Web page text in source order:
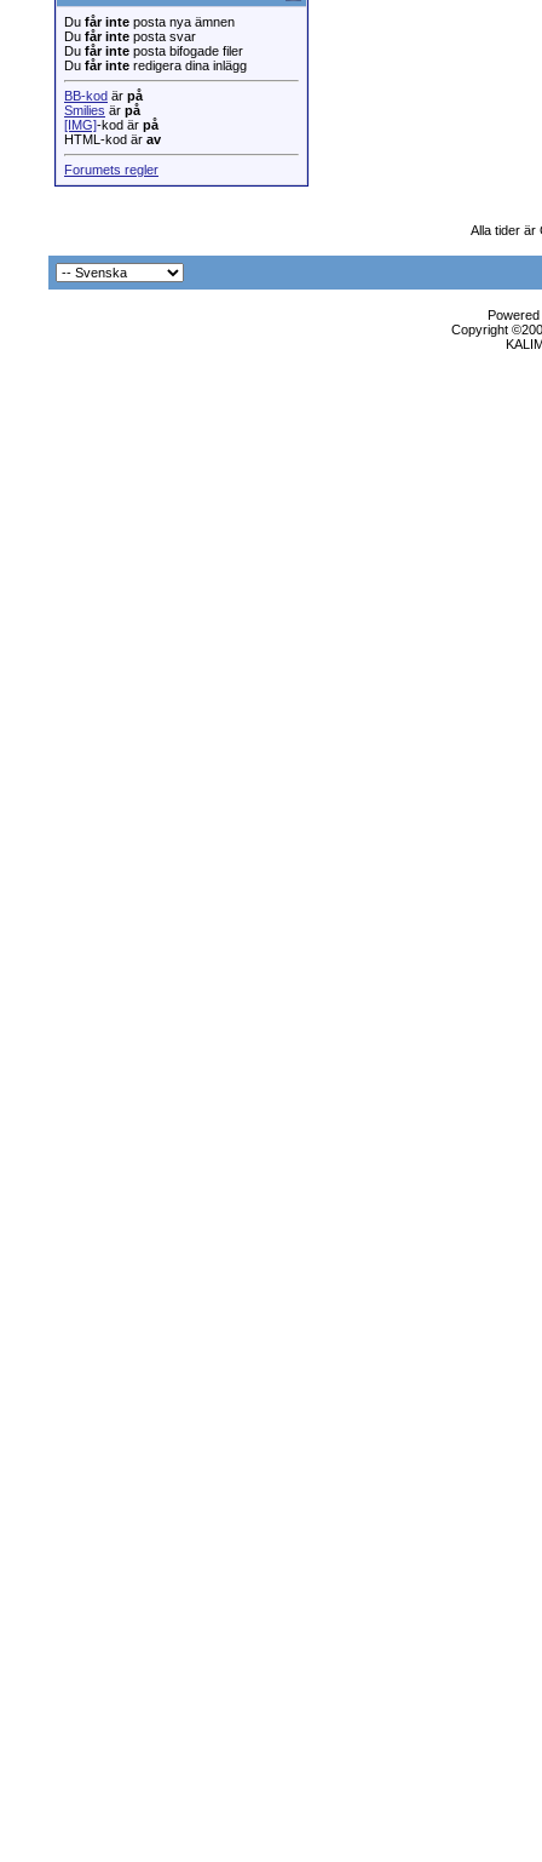
Du får inte posta nya ämnen
Du får inte posta svar
Du får inte posta bifogade filer
Du får inte redigera dina inlägg
BB-kod är på
Smilies är på
[IMG]-kod är på
HTML-kod är av
Forumets regler
Alla tider är
Copyright